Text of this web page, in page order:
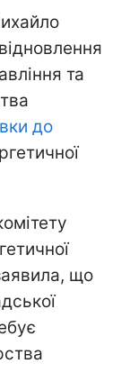
та
до
що